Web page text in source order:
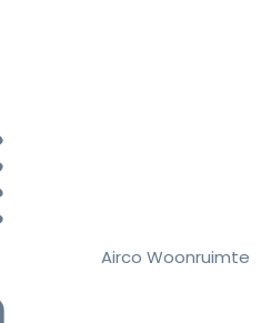
Airco Woonruimte